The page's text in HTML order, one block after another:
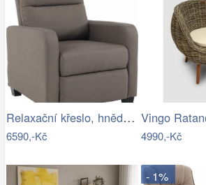
Relaxační křeslo, hnědá, TURNER Mdum
6590,-Kč 4990,-Kč
- 1%